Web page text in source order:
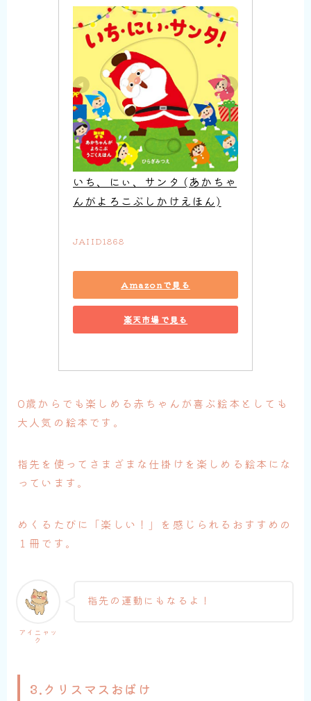
いち、にぃ、サンタ (あかちゃ
んがよろこぶしかけえほん)
JAIID1868
Amazonで見る
楽天市場で見る
0歳からでも楽しめる赤ちゃんが喜ぶ絵本としても
大人気の絵本です。
指先を使ってさまざまな仕掛けを楽しめる絵本にな
っています。
めくるたびに「楽しい！」を感じられるおすすめの
１冊です。
アイニャッ
ク
指先の運動にもなるよ！
3.クリスマスおばけ